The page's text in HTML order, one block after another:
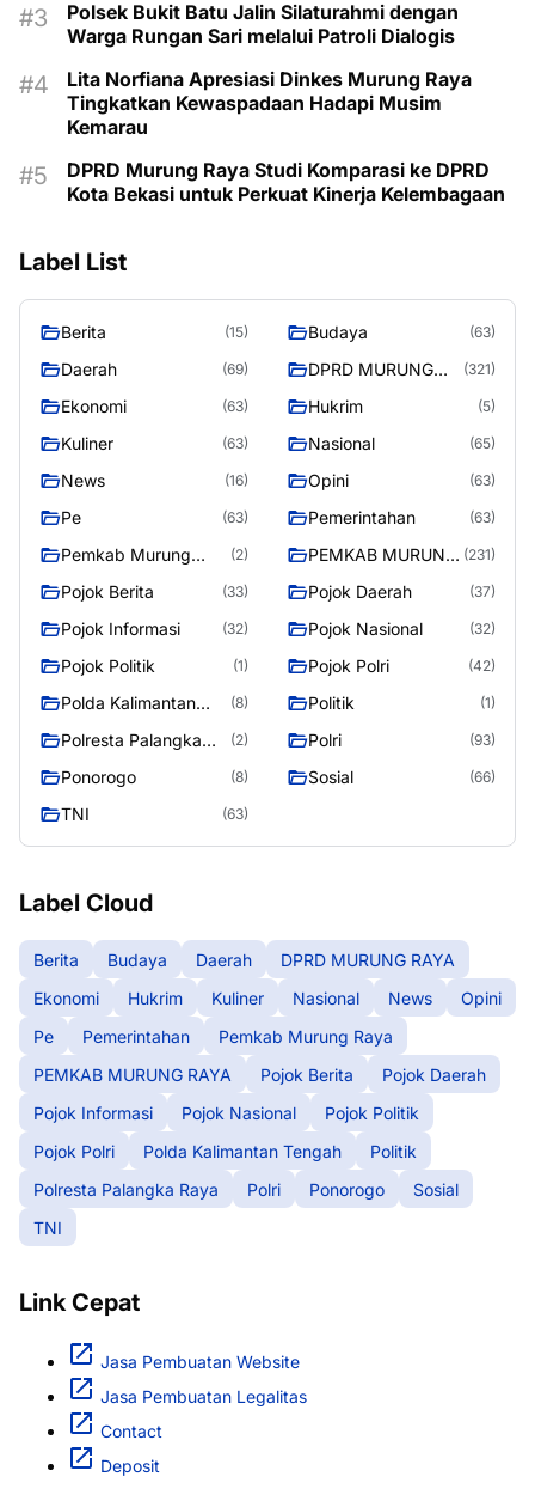
Polsek Bukit Batu Jalin Silaturahmi dengan
Warga Rungan Sari melalui Patroli Dialogis
Lita Norfiana Apresiasi Dinkes Murung Raya
Tingkatkan Kewaspadaan Hadapi Musim
Kemarau
DPRD Murung Raya Studi Komparasi ke DPRD
Kota Bekasi untuk Perkuat Kinerja Kelembagaan
Label List
Berita (15) Budaya (63)
Daerah (69)
DPRD MURUNG
(321)
Ekonomi (63) Hukrim (5)
Kuliner (63) Nasional (65)
News (16) Opini (63)
Pe (63) Pemerintahan (63)
Pemkab Murung
(2)
PEMKAB MURUNG (231)
Pojok Berita (33) Pojok Daerah (37)
Pojok Informasi (32) Pojok Nasional (32)
Pojok Politik (1) Pojok Polri (42)
Polda Kalimantan
(8) Politik (1)
Polresta Palangka
(2) Polri (93)
Ponorogo (8) Sosial (66)
TNI (63)
Label Cloud
Berita Budaya Daerah
DPRD MURUNG RAYA
Ekonomi
Hukrim Kuliner Nasional News
Opini
Pe
Pemerintahan
Pemkab Murung Raya
PEMKAB MURUNG RAYA
Pojok Berita
Pojok Daerah
Pojok Informasi
Pojok Nasional
Pojok Politik
Pojok Polri
Polda Kalimantan Tengah
Politik
Polresta Palangka Raya
Polri Ponorogo
Sosial
TNI
Link Cepat
Jasa Pembuatan Website
Jasa Pembuatan Legalitas
Contact
Deposit